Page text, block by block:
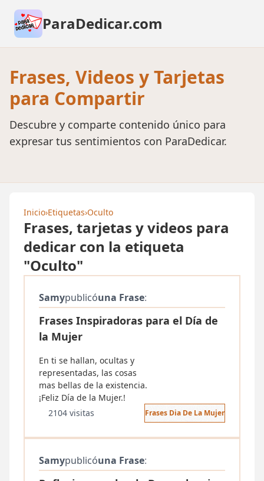
ParaDedicar.com
Frases, Videos y Tarjetas
para Compartir
Descubre y comparte contenido único para
expresar tus sentimientos con ParaDedicar.
Inicio›Etiquetas›Oculto
Frases, tarjetas y videos para
dedicar con la etiqueta
"Oculto"
Samypublicóuna Frase:
Frases Inspiradoras para el Día de
la Mujer
En ti se hallan, ocultas y
representadas, las cosas
mas bellas de la existencia.
¡Feliz Día de la Mujer.!
2104 visitas
Frases Dia De La Mujer
Samypublicóuna Frase: